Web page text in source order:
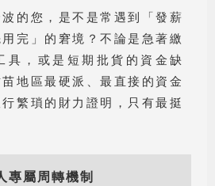
的您，是不是常遇到「發薪
完」的窘境？不論是急著繳
具，或是短期批貨的資金缺
地區最硬派、最直接的資金
繁瑣的財力證明，只有最挺
專屬周轉機制